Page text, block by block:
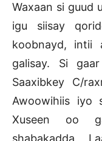
Waxaan si guud
igu siisay
koobnayd, intii
galisay. Si
Saaxibkey C/
Awoowihiis iyo
Xuseen oo
shabakadda